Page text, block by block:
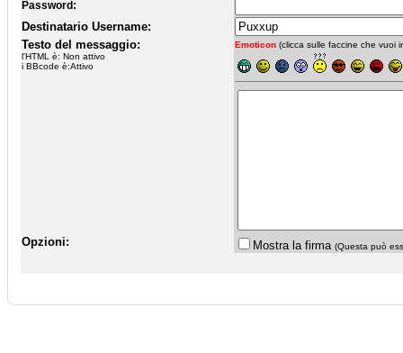
Password:
Destinatario Username:
Testo del messaggio:
l'HTML è: Non attivo
i BBcode è:Attivo
Emoticon (clicca sulle faccine che vuoi
Opzioni: Mostra la firma (Questa può